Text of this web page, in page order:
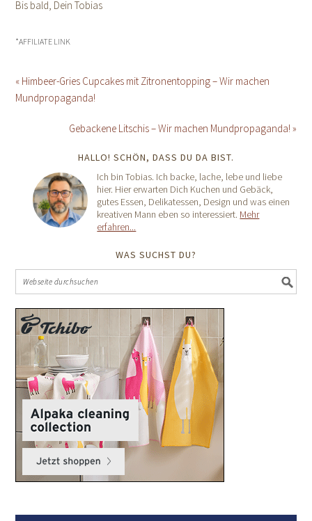
Bis bald, Dein Tobias
*AFFILIATE LINK
« Himbeer-Gries Cupcakes mit Zitronentopping – Wir machen
Mundpropaganda!
Gebackene Litschis – Wir machen Mundpropaganda! »
HALLO! SCHÖN, DASS DU DA BIST.
Ich bin Tobias. Ich backe, lache, lebe und liebe
hier. Hier erwarten Dich Kuchen und Gebäck,
gutes Essen, Delikatessen, Design und was einen
kreativen Mann eben so interessiert. Mehr
erfahren...
WAS SUCHST DU?